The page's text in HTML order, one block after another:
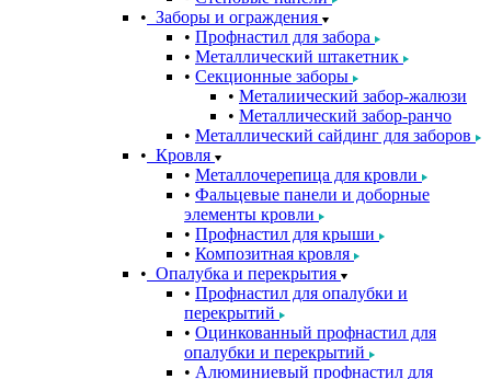
Заборы и ограждения
Профнастил для забора
Металлический штакетник
Секционные заборы
Металиический забор-жалюзи
Металлический забор-ранчо
Металлический сайдинг для заборов
Кровля
Металлочерепица для кровли
Фальцевые панели и доборные
элементы кровли
Профнастил для крыши
Композитная кровля
Опалубка и перекрытия
Профнастил для опалубки и
перекрытий
Оцинкованный профнастил для
опалубки и перекрытий
Алюминиевый профнастил для